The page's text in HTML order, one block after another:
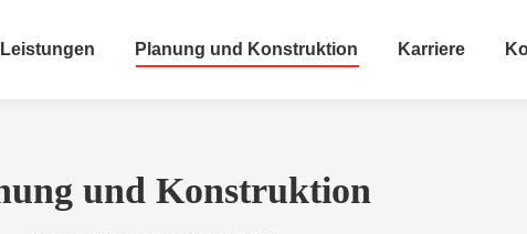
Leistungen Planung und Konstruktion Karriere
und Konstruktion